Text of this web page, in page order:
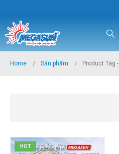
Home Sản phẩm Product Tag -
HOT